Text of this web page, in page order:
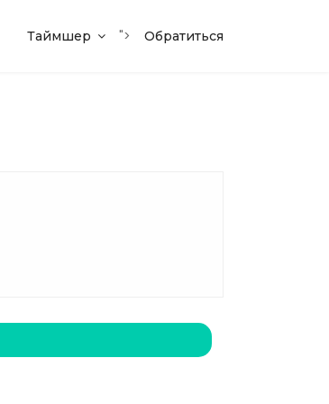
Таймшер "> Обратиться